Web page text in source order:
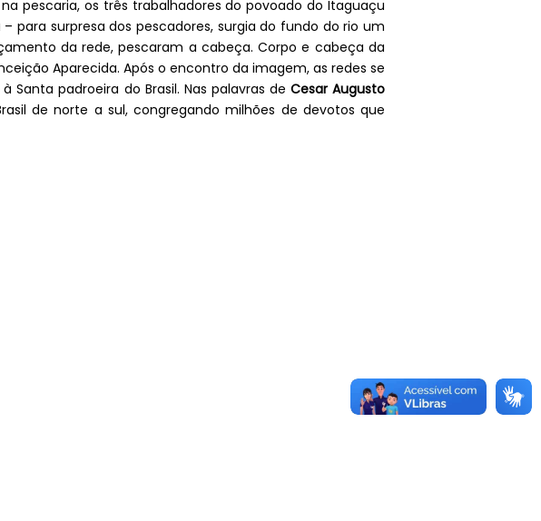
pescaria, os três trabalhadores do povoado do Itaguaçu
para surpresa dos pescadores, surgia do fundo do rio um
da rede, pescaram a cabeça. Corpo e cabeça da
Aparecida. Após o encontro da imagem, as redes se
padroeira do Brasil. Nas palavras de Cesar Augusto
de norte a sul, congregando milhões de devotos que